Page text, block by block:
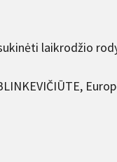
laikrodžio